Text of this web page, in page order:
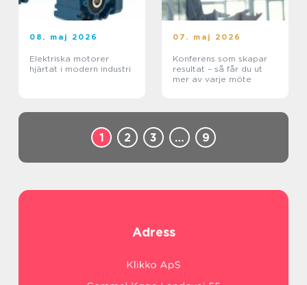
08. maj 2026
Elektriska motorer
hjärtat i modern industri
07. maj 2026
Konferens som skapar
resultat – så får du ut
mer av varje möte
1 2 3 … 9
Adress